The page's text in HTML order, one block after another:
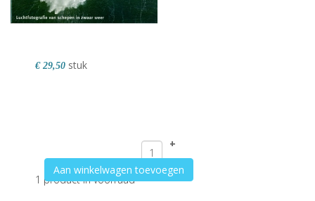
€ 29,50 stuk
1 product in voorraad
+
–
Aan winkelwagen toevoegen